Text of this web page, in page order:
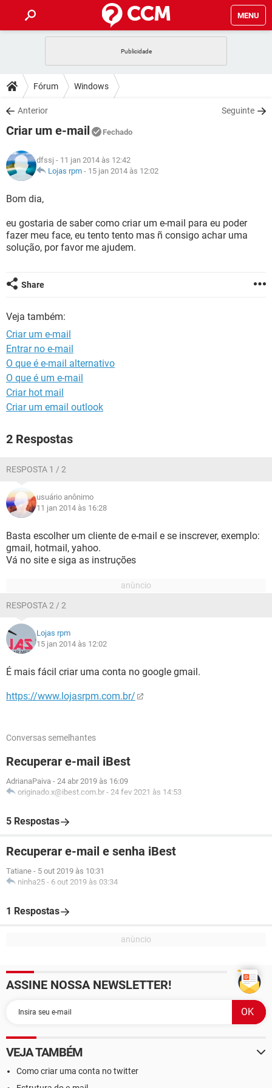
MENU
CELULAR
OUTLOOK
INSTAGRAM
GUIA DE COMPRAS
DICAS
JOGOS
INSTAGRAM
GUIA DE COMPRAS
DOWNLOADS
JOGOS
CELULAR
OUTLOOK EXCEL
INSTAGRAM
JOGOS
CELULAR
OUTLOOK
INSTAGRAM GMAIL
GUIA DE COMPRAS
GLOSSÁRIO
JOGOS
OUTLOOK EXCEL
INSTAGRAM
GUIA DE COMPRAS
Fórum Windows
Anterior Seguinte
Criar um e-mail Fechado
dfssj - 11 jan 2014 às 12:42
Lojas rpm - 15 jan 2014 às 12:02
Bom dia,
eu gostaria de saber como criar um e-mail para eu poder
fazer meu face, eu tento tento mas ñ consigo achar uma
solução, por favor me ajudem.
Share
Veja também:
Criar um e-mail
Entrar no e-mail
O que é e-mail alternativo
O que é um e-mail
Criar hot mail
Criar um email outlook
2 Respostas
RESPOSTA 1 / 2
usuário anônimo
11 jan 2014 às 16:28
Basta escolher um cliente de e-mail e se inscrever, exemplo:
gmail, hotmail, yahoo.
Vá no site e siga as instruções
RESPOSTA 2 / 2
Lojas rpm
15 jan 2014 às 12:02
É mais fácil criar uma conta no google gmail.
https://www.lojasrpm.com.br/
Conversas semelhantes
Recuperar e-mail iBest
AdrianaPaiva - 24 abr 2019 às 16:09
originado.x@ibest.com.br - 24 fev 2021 às 14:53
5 Respostas
Recuperar e-mail e senha iBest
Tatiane - 5 out 2019 às 10:31
ninha25 - 6 out 2019 às 03:34
1 Respostas
ASSINE NOSSA NEWSLETTER!
VEJA TAMBÉM
Como criar uma conta no twitter